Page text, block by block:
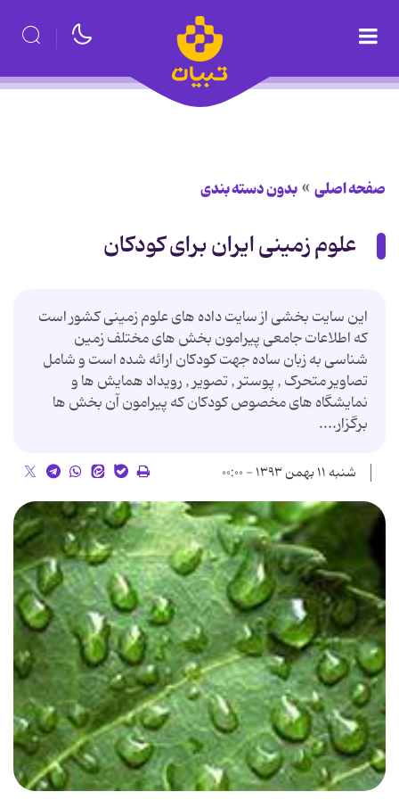
صفحه اصلی بدون دسته بندی
علوم زمینی ایران برای کودکان
این سایت بخشی از سایت داده های علوم زمینی کشور است
که اطلاعات جامعی پیرامون بخش های مختلف زمین
شناسی به زبان ساده جهت کودکان ارائه شده است و شامل
تصاویر متحرک , پوستر , تصویر , رویداد همایش ها و
نمایشگاه های مخصوص کودکان که پیرامون آن بخش ها
برگزار....
شنبه ۱۱ بهمن ۱۳۹۳ - ۰۰:۰۰